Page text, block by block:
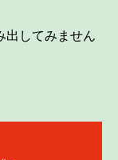
出してみません